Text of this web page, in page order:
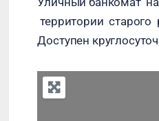
территории старого
Доступен
+